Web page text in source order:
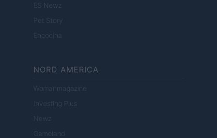
ES Newz
Pet Story
Encocina
NORD AMERICA
Womanmagazine
Investing Plus
Newz
Gameland